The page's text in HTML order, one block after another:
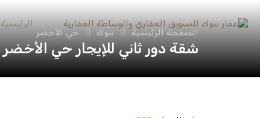
الرئيسية
الصفحة الرئيسية
تبوك حي الأخضر
شقة دور ثاني للإيجار حي الأخضر